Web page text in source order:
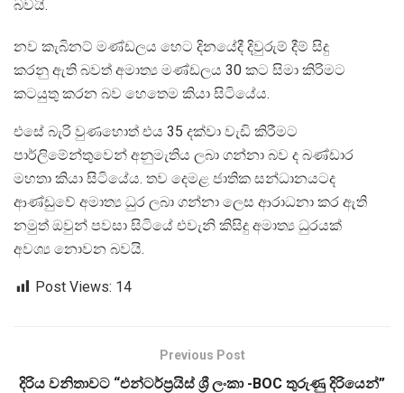
බවයි.
නව කැබිනට් මණ්ඩලය හෙට දිනයේදී දිවුරුම් දීම් සිදු
කරනු ඇති බවත් අමාත්‍ය මණ්ඩලය 30 කට සිමා කිරිමට
කටයුතු කරන බව හෙතෙම කියා සිටියේය.
එසේ බැරි වුණහොත් එය 35 දක්වා වැඩි කිරීමට
පාර්ලිමේන්තුවෙන් අනුමැතිය ලබා ගන්නා බව ද බණ්ඩාර
මහතා කියා සිටියේය. තව දෙමළ ජාතික සන්ධානයටද
ආණ්ඩුවේ අමාත්‍ය ධුර ලබා ගන්නා ලෙස ආරාධනා කර ඇති
නමුත් ඔවුන් පවසා සිටියේ එවැනි කිසිදු අමාත්‍ය ධුරයක්
අවශ්‍ය නොවන බවයි.
Post Views: 14
Previous Post
දිරිය වනිතාවට “එන්ටර්ප්‍රයිස් ශ්‍රී ලංකා -BOC තුරුණු දිරියෙන්”